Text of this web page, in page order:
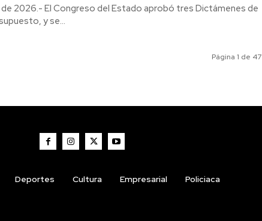
de 2026.- El Congreso del Estado aprobó tres Dictámenes de
y se...
Página 1 de 47
Deportes Cultura Empresarial Policiaca